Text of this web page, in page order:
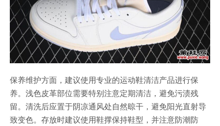
保养维护方面，建议使用专业的运动鞋清洁产品进行保
养。浅色皮革部位需要特别注意定期清洁，避免污渍残
留。清洗后应置于阴凉通风处自然晾干，避免阳光直射导
致变色。存放时建议使用鞋撑保持鞋型，并注意防潮防